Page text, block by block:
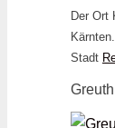
Der Ort
Stadt
Greuth